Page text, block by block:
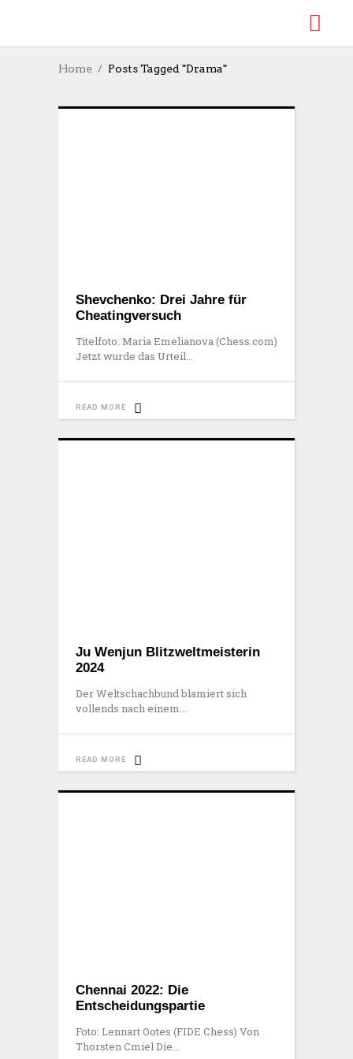
Home Posts Tagged "Drama"
Shevchenko: Drei Jahre für
Cheatingversuch
Titelfoto: Maria Emelianova (Chess.com)
Jetzt wurde das Urteil
READ MORE
Ju Wenjun Blitzweltmeisterin
2024
Der Weltschachbund blamiert sich
vollends nach einem
READ MORE
Chennai 2022: Die
Entscheidungspartie
Foto: Lennart Ootes (FIDE Chess) Von
Thorsten Cmiel Die